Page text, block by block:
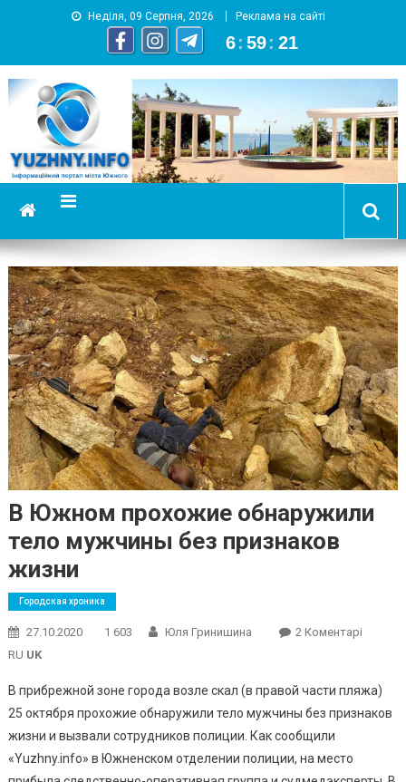
Неділя, 09 Серпня, 2026 Реклама на сайті
6 : 59 : 21
YUZHNY.INFO
информационный портал города Южный
В Южном прохожие обнаружили
тело мужчины без признаков
жизни
Городская хроника
27.10.2020 1 603 Юля Гринишина 2 КоментаріДо
Без
RU UK
В прибрежной зоне города возле скал (в правой части пляжа)
25 октября прохожие обнаружили тело мужчины без признаков
жизни и вызвали сотрудников полиции. Как сообщили
«Yuzhny.info» в Южненском отделении полиции, на место